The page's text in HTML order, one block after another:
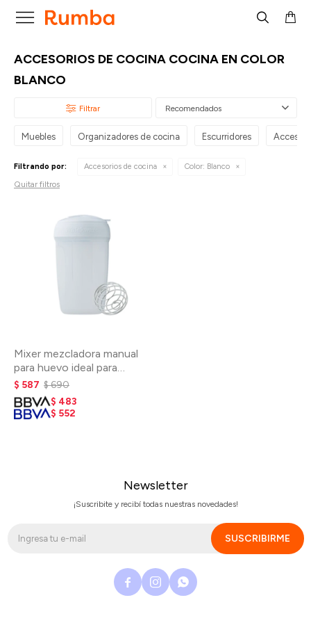

ACCESORIOS DE COCINA COCINA EN COLOR
BLANCO
Recomendados
Muebles Organizadores de cocina Escurridores
Filtrando por: Accesorios de cocina Color: Blanco
Quitar filtros
Mixer mezcladora manual
para huevo ideal para
omelette
$ 587 $690
$ 483
$ 552
Newsletter
¡Suscribite y recibí todas nuestras novedades!
SUSCRIBIRME
  